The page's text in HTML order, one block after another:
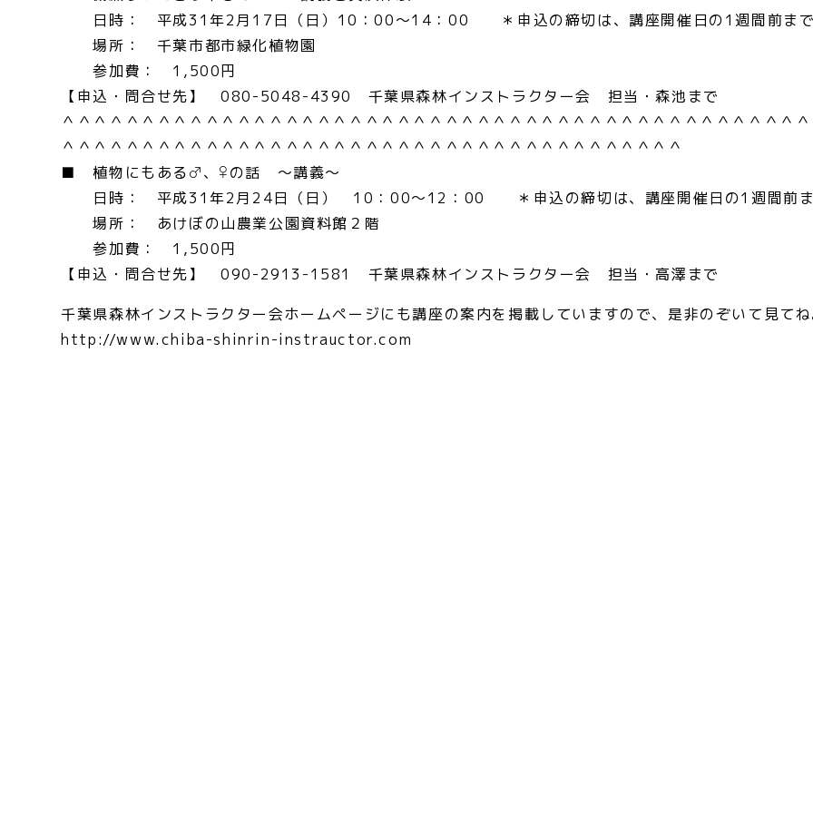
日時： 平成31年2月17日（日）10：00～14：00 ＊申込の締切は、講座開催日の1週間前ま
場所： 千葉市都市緑化植物園
参加費： 1,500円
【申込・問合せ先】 080-5048-4390 千葉県森林インストラクター会 担当・森池まで
＾＾＾＾＾＾＾＾＾＾＾＾＾＾＾＾＾＾＾＾＾＾＾＾＾＾＾＾＾＾＾＾＾＾＾＾＾＾＾＾＾＾＾＾＾＾
＾＾＾＾＾＾＾＾＾＾＾＾＾＾＾＾＾＾＾＾＾＾＾＾＾＾＾＾＾＾＾＾＾＾＾＾＾＾＾
■ 植物にもある♂、♀の話 ～講義～
日時： 平成31年2月24日（日） 10：00～12：00 ＊申込の締切は、講座開催日の1週間前
場所： あけぼの山農業公園資料館２階
参加費： 1,500円
【申込・問合せ先】 090-2913-1581 千葉県森林インストラクター会 担当・高澤まで
千葉県森林インストラクター会ホームページにも講座の案内を掲載していますので、是非のぞいて見て
http://www.chiba-shinrin-instrauctor.com